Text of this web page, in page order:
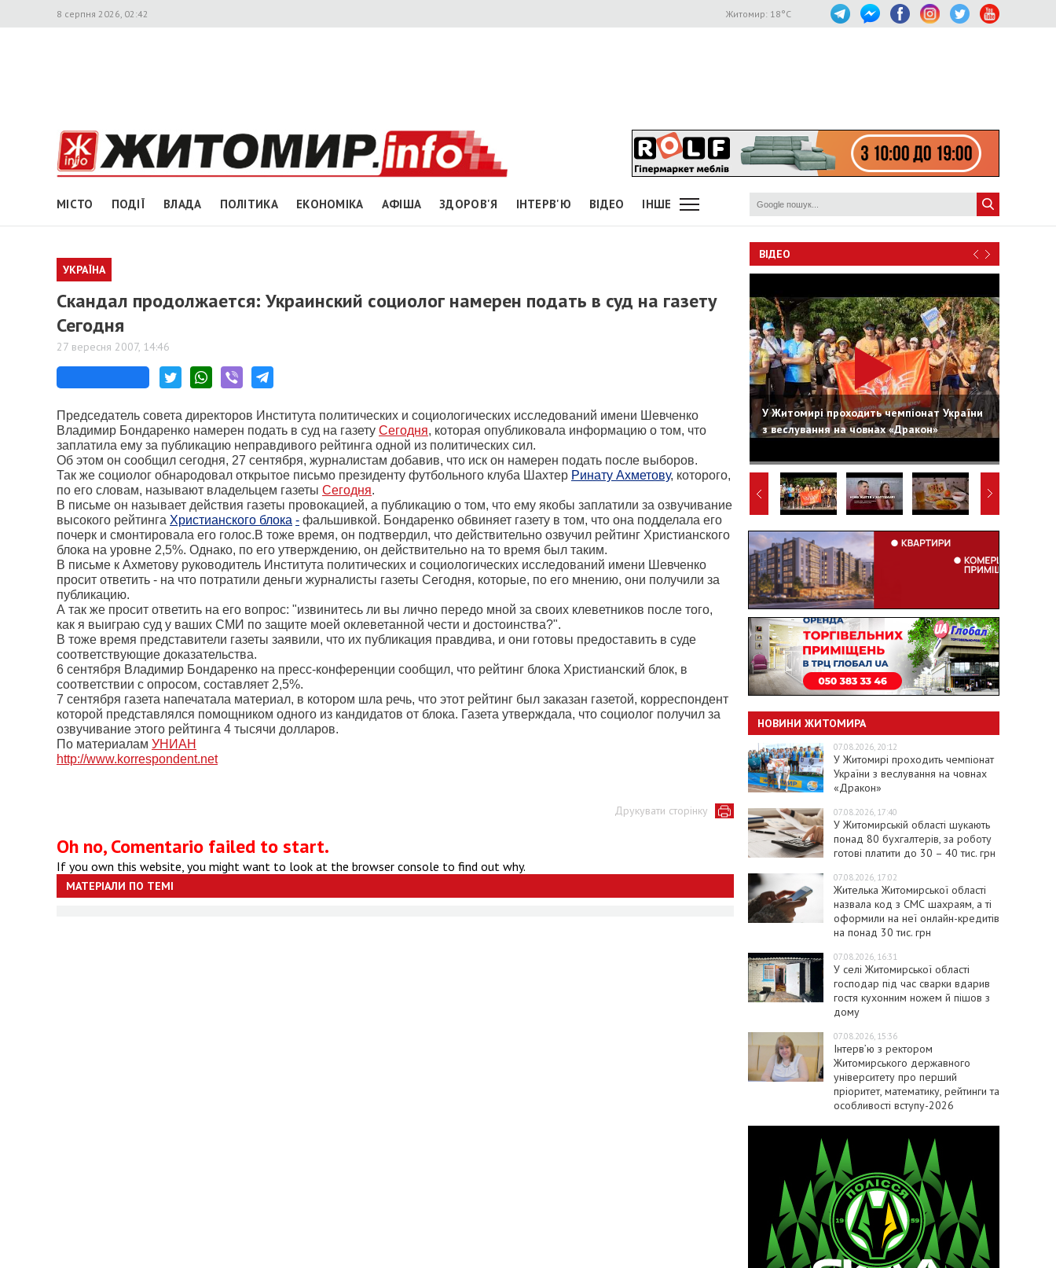
8 серпня 2026, 02:42 Житомир: 18°C
МІСТО ПОДІЇ ВЛАДА ПОЛІТИКА ЕКОНОМІКА АФІША ЗДОРОВ'Я ІНТЕРВ'Ю ВІДЕО ІНШЕ
УКРАЇНА
Скандал продолжается: Украинский социолог намерен подать в суд на газету
Сегодня
27 вересня 2007, 14:46
Председатель совета директоров Института политических и социологических исследований имени Шевченко
Владимир Бондаренко намерен подать в суд на газету Сегодня, которая опубликовала информацию о том, что
заплатила ему за публикацию неправдивого рейтинга одной из политических сил.
Об этом он сообщил сегодня, 27 сентября, журналистам добавив, что иск он намерен подать после выборов.
Так же социолог обнародовал открытое письмо президенту футбольного клуба Шахтер Ринату Ахметову, которого,
по его словам, называют владельцем газеты Сегодня.
В письме он называет действия газеты провокацией, а публикацию о том, что ему якобы заплатили за озвучивание
высокого рейтинга Христианского блока - фальшивкой. Бондаренко обвиняет газету в том, что она подделала его
почерк и смонтировала его голос.В тоже время, он подтвердил, что действительно озвучил рейтинг Христианского
блока на уровне 2,5%. Однако, по его утверждению, он действительно на то время был таким.
В письме к Ахметову руководитель Института политических и социологических исследований имени Шевченко
просит ответить - на что потратили деньги журналисты газеты Сегодня, которые, по его мнению, они получили за
публикацию.
А так же просит ответить на его вопрос: "извинитесь ли вы лично передо мной за своих клеветников после того,
как я выиграю суд у ваших СМИ по защите моей оклеветанной чести и достоинства?".
В тоже время представители газеты заявили, что их публикация правдива, и они готовы предоставить в суде
соответствующие доказательства.
6 сентября Владимир Бондаренко на пресс-конференции сообщил, что рейтинг блока Христианский блок, в
соответствии с опросом, составляет 2,5%.
7 сентября газета напечатала материал, в котором шла речь, что этот рейтинг был заказан газетой, корреспондент
которой представлялся помощником одного из кандидатов от блока. Газета утверждала, что социолог получил за
озвучивание этого рейтинга 4 тысячи долларов.
По материалам УНИАН
http://www.korrespondent.net
Друкувати сторінку
Oh no, Comentario failed to start.
If you own this website, you might want to look at the browser console to find out why.
МАТЕРІАЛИ ПО ТЕМІ
ВІДЕО
У Житомирі проходить чемпіонат України
з веслування на човнах «Дракон»
НОВИНИ ЖИТОМИРА
07.08.2026, 20:12
У Житомирі проходить чемпіонат
України з веслування на човнах
«Дракон»
07.08.2026, 17:40
У Житомирській області шукають
понад 80 бухгалтерів, за роботу
готові платити до 30 – 40 тис. грн
07.08.2026, 17:02
Жителька Житомирської області
назвала код з СМС шахраям, а ті
оформили на неї онлайн-кредитів
на понад 30 тис. грн
07.08.2026, 16:31
У селі Житомирської області
господар під час сварки вдарив
гостя кухонним ножем й пішов з
дому
07.08.2026, 15:36
Інтерв’ю з ректором
Житомирського державного
університету про перший
пріоритет, математику, рейтинги та
особливості вступу-2026